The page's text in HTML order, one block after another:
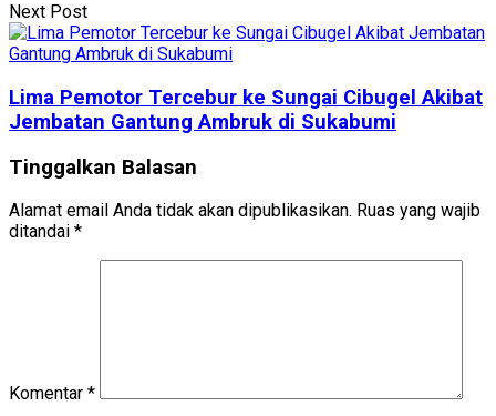
Next Post
Lima Pemotor Tercebur ke Sungai Cibugel Akibat
Jembatan Gantung Ambruk di Sukabumi
Tinggalkan Balasan
Alamat email Anda tidak akan dipublikasikan. Ruas yang wajib
ditandai *
Komentar *